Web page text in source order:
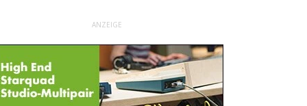
ANZEIGE